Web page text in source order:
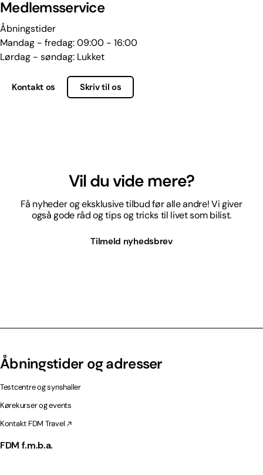
Medlemsservice
Åbningstider
Mandag - fredag: 09:00 - 16:00
Lørdag - søndag: Lukket
Kontakt os Skriv til os
Vil du vide mere?
Få nyheder og eksklusive tilbud før alle andre! Vi giver
også gode råd og tips og tricks til livet som bilist.
Tilmeld nyhedsbrev
Åbningstider og adresser
Testcentre og synshaller
Kørekurser og events
Kontakt FDM Travel
FDM f.m.b.a.